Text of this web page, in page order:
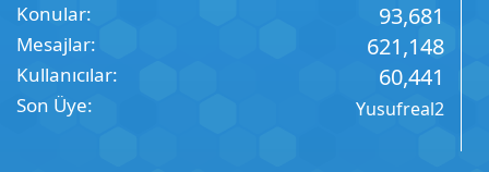
Konular 93,681
Mesajlar 621,148
Kullanıcılar 60,441
Son Üye Yusufreal2